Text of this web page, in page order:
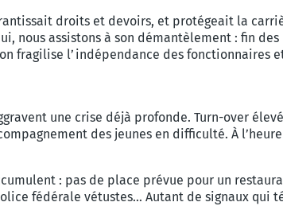
droits et devoirs, et protégeait la
nous assistons à son démantèlement : fin
fragilise l’indépendance des fonctionnaires
une crise déjà profonde. Turn-over
des jeunes en difficulté. À
: pas de place prévue pour un
fédérale vétustes… Autant de signaux qui